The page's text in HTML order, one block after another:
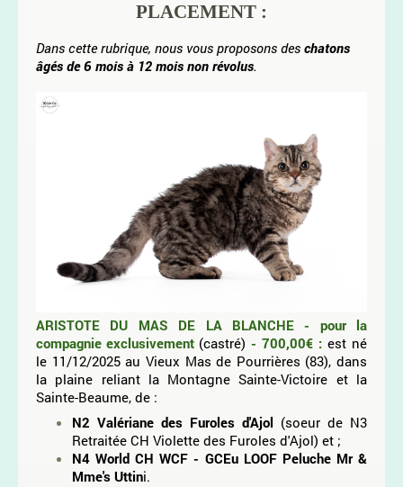
PLACEMENT :
Dans cette rubrique, nous vous proposons des chatons
âgés de 6 mois à 12 mois non révolus.
ARISTOTE DU MAS DE LA BLANCHE - pour la
compagnie exclusivement (castré) - 700,00€ : est né
le 11/12/2025 au Vieux Mas de Pourrières (83), dans
la plaine reliant la Montagne Sainte-Victoire et la
Sainte-Beaume, de :
N2 Valériane des Furoles d'Ajol (soeur de N3
Retraitée CH Violette des Furoles d'Ajol) et ;
N4 World CH WCF - GCEu LOOF Peluche Mr &
Mme's Uttini.